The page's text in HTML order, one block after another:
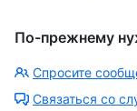
По-прежнему
Спросите
Связаться со